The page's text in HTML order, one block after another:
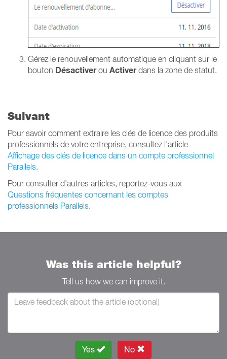
Gérez le renouvellement automatique en cliquant sur le
bouton Désactiverou Activerdans la zone de statut.
Suivant
Pour savoir comment extraire les clés de licence des produits
professionnels de votre entreprise, consultez l'article
Affichage des clés de licence dans un compte professionnel
Parallels.
Pour consulter d'autres articles, reportez-vous aux
Questions fréquentes concernant les comptes
professionnels Parallels.
Was this article helpful?
Tell us how we can improve it.
Yes No